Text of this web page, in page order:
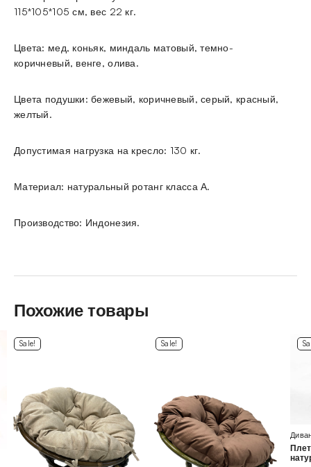
115*105*105 см, вес 22 кг.
Цвета: мед, коньяк, миндаль матовый, темно-
коричневый, венге, олива.
Цвета подушки: бежевый, коричневый, серый, красный,
желтый.
Допустимая нагрузка на кресло: 130 кг.
Материал: натуральный ротанг класса А.
Производство: Индонезия.
Похожие товары
Sale! Sale!